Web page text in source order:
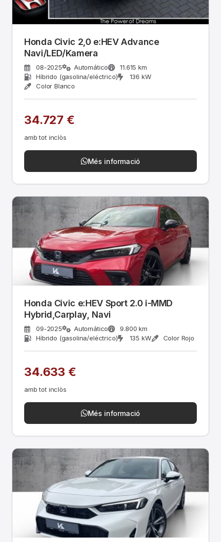
Honda Civic 2,0 e:HEV Advance
Navi/LED/Kamera
08-2025 Automático
11.615 km
Híbrido (gasolina/eléctrico)
136 kW
Color Blanco
34.727 €
amb tot inclòs
Més informació
Honda Civic e:HEV Sport 2.0 i-MMD
Hybrid,Carplay, Navi
09-2025 Automático
9.800 km
Híbrido (gasolina/eléctrico)
135 kW Color Rojo
34.633 €
amb tot inclòs
Més informació